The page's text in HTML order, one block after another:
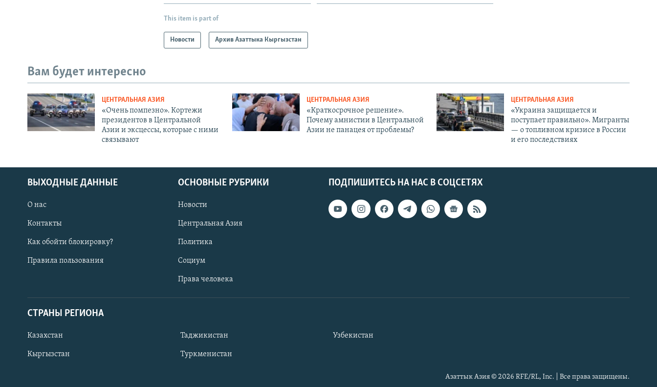
This item is part of
Новости Архив Азаттыка Кыргызстан
Вам будет интересно
ЦЕНТРАЛЬНАЯ АЗИЯ
«Очень помпезно». Кортежи
президентов в Центральной
Азии и эксцессы, которые с ними
связывают
ЦЕНТРАЛЬНАЯ АЗИЯ
«Краткосрочное решение».
Почему амнистии в Центральной
Азии не панацея от проблемы?
ЦЕНТРАЛЬНАЯ АЗИЯ
«Украина защищается и
поступает правильно». Мигранты
— о топливном кризисе в России
и его последствиях
ПОДПИШИТЕСЬ НА НАС В СОЦСЕТЯХ
ВЫХОДНЫЕ ДАННЫЕ
О нас
Контакты
Как обойти блокировку?
Правила пользования
ОСНОВНЫЕ РУБРИКИ
Новости
Центральная Азия
Политика
Социум
Права человека
СТРАНЫ РЕГИОНА
Казахстан
Кыргызстан
Таджикистан
Туркменистан
Узбекистан
Азаттык Азия © 2026 RFE/RL, Inc. | Все права защищены.